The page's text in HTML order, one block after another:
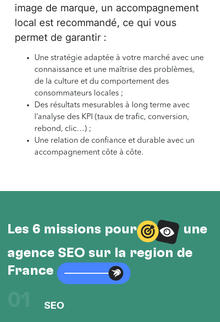
image de marque, un accompagnement
local est recommandé, ce qui vous
permet de garantir :
Une stratégie adaptée à votre marché avec une
connaissance et une maîtrise des problèmes,
de la culture et du comportement des
consommateurs locales ;
Des résultats mesurables à long terme avec
l’analyse des KPI (taux de trafic, conversion,
rebond, clic…) ;
Une relation de confiance et durable avec un
accompagnement côte à côte.
Les 6 missions pour
une
agence SEO sur la région de
France
SEO